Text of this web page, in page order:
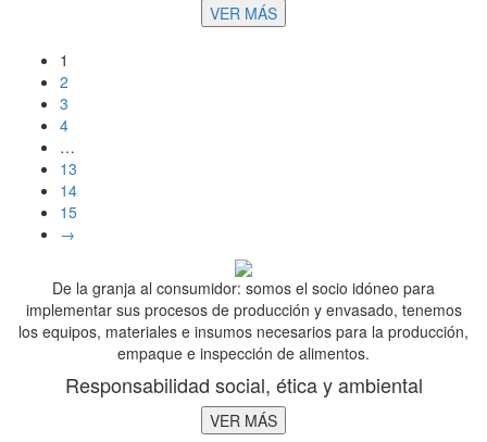
VER MÁS
1
2
3
4
…
13
14
15
→
De la granja al consumidor: somos el socio idóneo para
implementar sus procesos de producción y envasado, tenemos
los equipos, materiales e insumos necesarios para la producción,
empaque e inspección de alimentos.
Responsabilidad social, ética y ambiental
VER MÁS